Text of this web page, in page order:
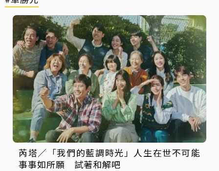
芮塔／「我們的藍調時光」人生在世不可能
事事如所願 試著和解吧